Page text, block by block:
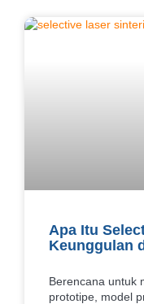
Apa Itu
Keunggulan
Berencana untuk
prototipe, model